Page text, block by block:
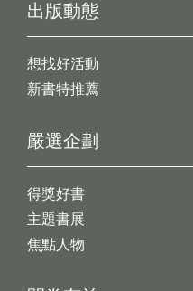
出版動態
想找好活動
新書特推薦
嚴選企劃
得獎好書
主題書展
焦點人物